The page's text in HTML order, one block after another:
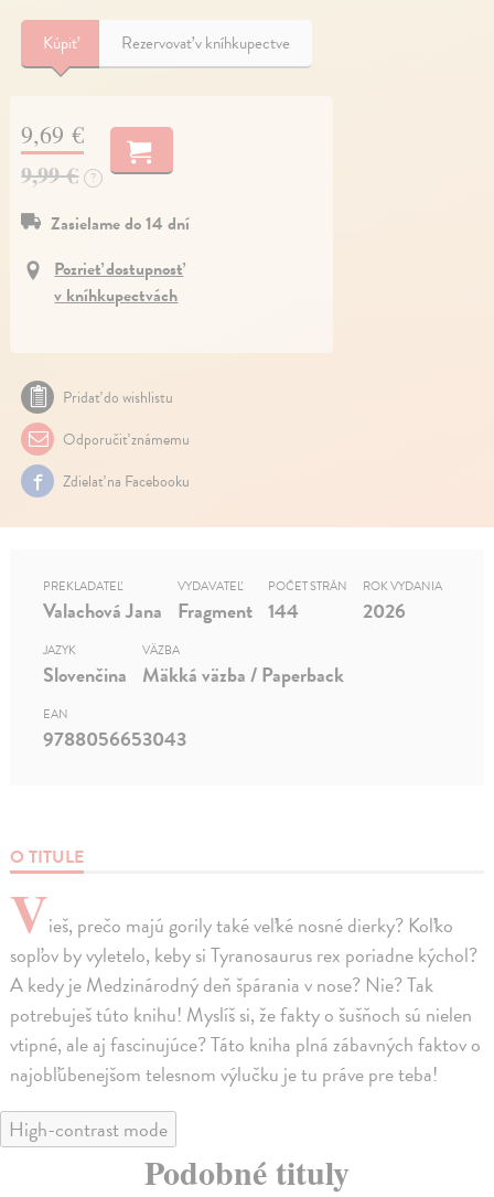
Kúpiť Rezervovať v kníhkupectve
9,69 €
9,99 € ?
Zasielame do 14 dní
Pozrieť dostupnosť
v kníhkupectvách
Pridať do wishlistu
Odporučiť známemu
Zdielať na Facebooku
O TITULE
Vieš, prečo majú gorily také veľké nosné dierky? Koľko
sopľov by vyletelo, keby si Tyranosaurus rex poriadne kýchol?
A kedy je Medzinárodný deň špárania v nose? Nie? Tak
potrebuješ túto knihu! Myslíš si, že fakty o šušňoch sú nielen
vtipné, ale aj fascinujúce? Táto kniha plná zábavných faktov o
najobľúbenejšom telesnom výlučku je tu práve pre teba!
PREKLADATEĽ
Valachová Jana
VYDAVATEĽ
Fragment
POČET STRÁN
144
ROK VYDANIA
2026
JAZYK
Slovenčina
VÄZBA
Mäkká väzba / Paperback
EAN
9788056653043
High-contrast mode
Podobné tituly